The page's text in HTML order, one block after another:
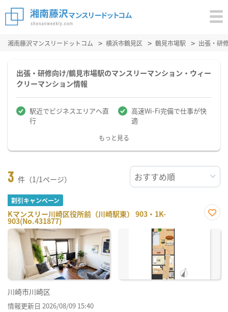
湘南藤沢マンスリードットコム 横浜市鶴見区 鶴見市場駅 出張・研
出張・研修向け/鶴見市場駅のマンスリーマンション・ウィー
クリーマンション情報
駅近でビジネスエリアへ直
行
高速Wi-Fi完備で仕事が快
適
もっと見る
3 件（1/1ページ）
割引キャンペーン
Kマンスリー川崎区役所前（川崎駅東） 903・1K-
903(No.431877)
に入
川崎市川崎区
情報更新日 2026/08/09 15:40